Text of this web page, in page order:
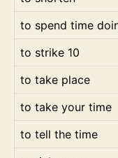
to spend time
to strike 10
to take place
to take your time
to tell the time